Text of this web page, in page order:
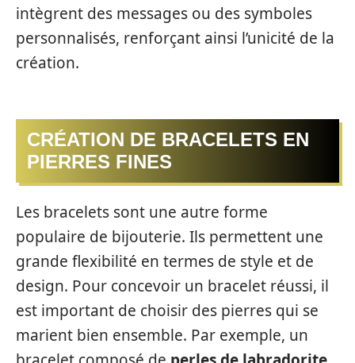
intègrent des messages ou des symboles
personnalisés, renforçant ainsi l’unicité de la
création.
CRÉATION DE BRACELETS EN
PIERRES FINES
Les bracelets sont une autre forme
populaire de bijouterie. Ils permettent une
grande flexibilité en termes de style et de
design. Pour concevoir un bracelet réussi, il
est important de choisir des pierres qui se
marient bien ensemble. Par exemple, un